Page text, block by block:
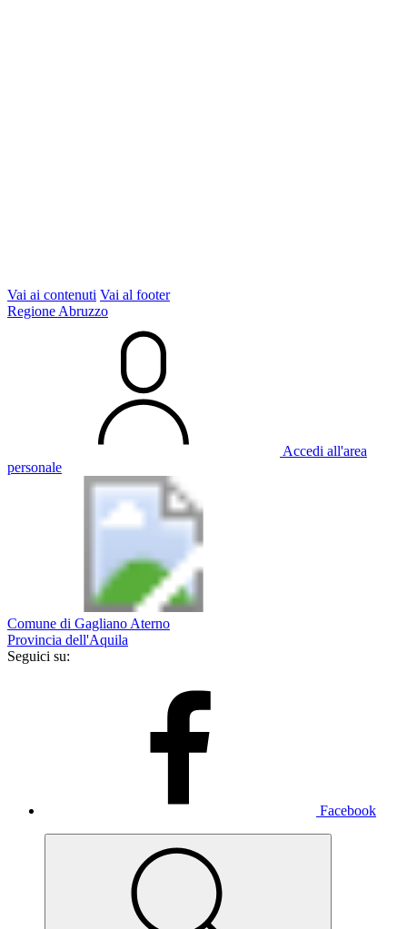
Vai ai contenuti Vai al footer
Regione Abruzzo
Accedi all'area
personale
Comune di Gagliano Aterno
Provincia dell'Aquila
Seguici su:
Facebook